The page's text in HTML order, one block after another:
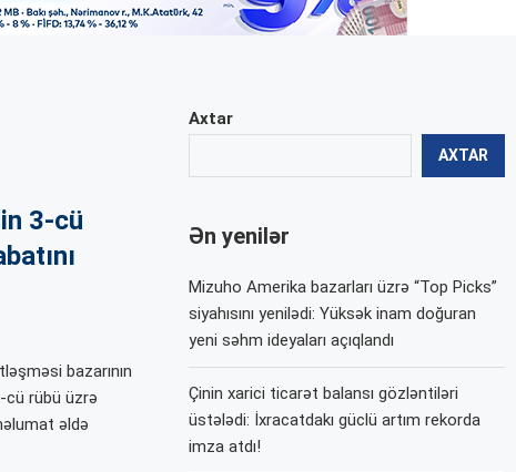
3-cü
bazarının
cü rübü üzrə
əldə
Axtar
AXTAR
Ən yenilər
Mizuho Amerika bazarları üzrə “Top Picks”
siyahısını yenilədi: Yüksək inam doğuran
yeni səhm ideyaları açıqlandı
Çinin xarici ticarət balansı gözləntiləri
üstələdi: İxracatdakı güclü artım rekorda
imza atdı!